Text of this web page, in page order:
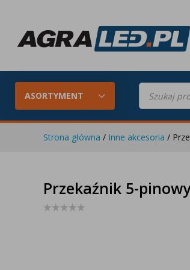
Darmowa
ASORTYMENT produktów
Konfigurator LED
Skompletuj oświetlenie LED do
swojego ciągnika
Strona główna / Inne akcesoria /
Przekaźnik 5-